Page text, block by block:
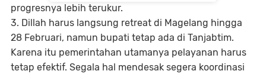
progresnya lebih terukur.
3. Dillah harus langsung retreat di Magelang hingga
28 Februari, namun bupati tetap ada di Tanjabtim.
Karena itu pemerintahan utamanya pelayanan harus
tetap efektif. Segala hal mendesak segera koordinasi